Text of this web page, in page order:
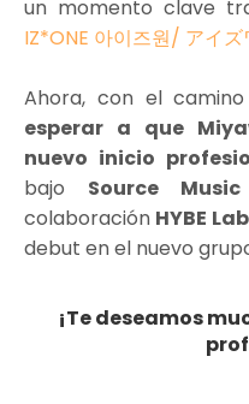
un momento clave
IZ*ONE 아이즈원/ アイズ
Ahora, con el
esperar a que
nuevo inicio
bajo Source
colaboración HYBE
debut en el nuevo
¡Te deseamos